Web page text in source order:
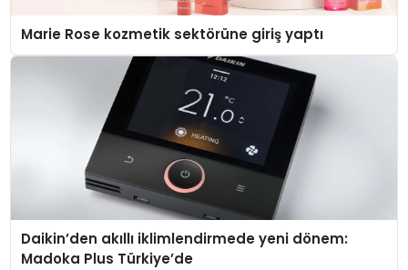
Marie Rose kozmetik sektörüne giriş yaptı
Daikin’den akıllı iklimlendirmede yeni dönem:
Madoka Plus Türkiye’de